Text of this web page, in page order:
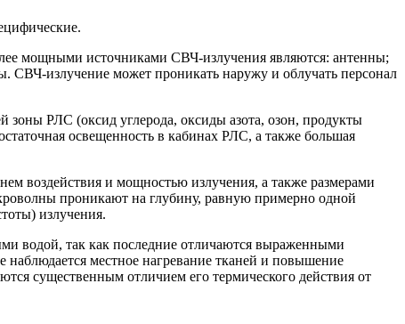
мощными источниками СВЧ-излучения являются: антенны;
СВЧ-излучение может проникать наружу и облучать персонал
зоны РЛС (оксид углерода, оксиды азота, озон, продукты
освещенность в кабинах РЛС, а также большая
воздействия и мощностью излучения, а также размерами
проникают на глубину, равную примерно одной
излучения.
водой, так как последние отличаются выраженными
местное нагревание тканей и повышение
существенным отличием его термического действия от